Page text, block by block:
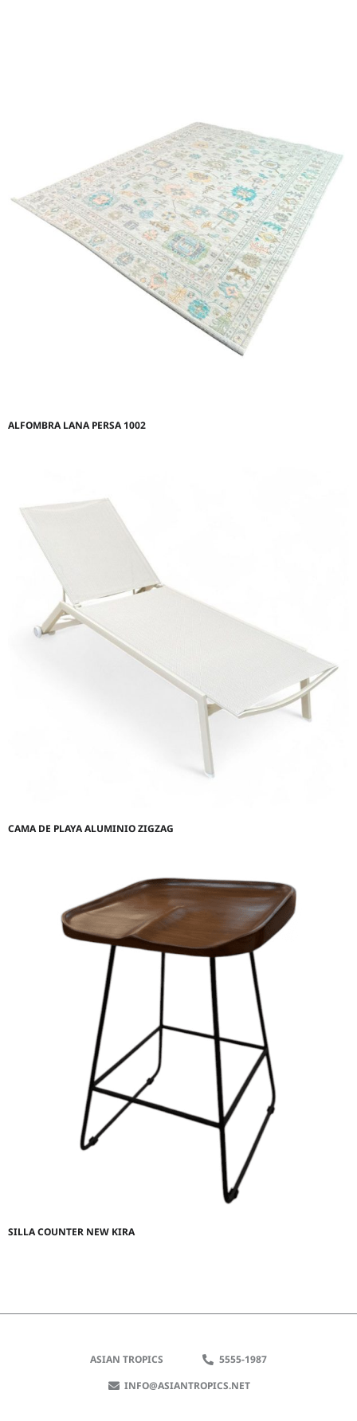
ALFOMBRA LANA PERSA 1002
CAMA DE PLAYA ALUMINIO ZIGZAG
SILLA COUNTER NEW KIRA
ASIAN TROPICS
5555-1987
INFO@ASIANTROPICS.NET